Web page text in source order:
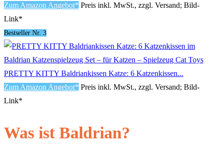
Zum Amazon Angebot* Preis inkl. MwSt., zzgl. Versand; Bild-
Link*
Bestseller Nr. 3
PRETTY KITTY Baldriankissen Katze: 6 Katzenkissen...
Zum Amazon Angebot* Preis inkl. MwSt., zzgl. Versand; Bild-
Link*
Was ist Baldrian?